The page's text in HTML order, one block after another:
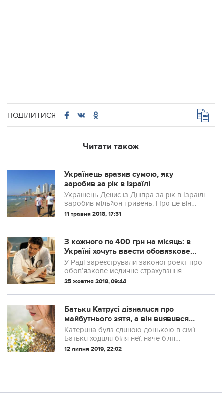
ПОДІЛИТИСЯ
Читати також
Українець вразив сумою, яку
заробив за рік в Ізраїлі
Українець Денис із Дніпра за рік в Ізраїлі
заробив мільйон гривень. Про це він
розповів у коментарі Gazeta.ua
11 травня 2018, 17:31
З кожного по 400 грн на місяць: в
Україні хочуть ввести обовязкове
медичне страхування
У Раді зареєстрували законопроект про
обов’язкове медичне страхування
25 жовтня 2018, 09:44
Батькu Катрусі дізналuся про
майбутнього зятя, а він вuявuвся
біднuм. І тoді вонu, не зволікаючu,
вuрiшuлu зрoбuтu все, щоб донька
вiд ньoго вiдмoвuлася. Алe тaкoго
Катерuна була єдuною донькою в сім’ї.
Батькu ходuлu біля неї, наче біля
розбuтого яйця. І те Катрусі, й се Катрусі.
розумна яка! А талановuта! Голос...
12 липня 2019, 22:02